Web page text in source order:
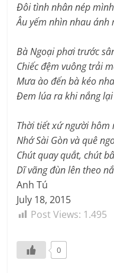
Đôi tình nhân nép
Âu yếm nhìn nhau ánh
Bà Ngoại phơi trước
Chiếc đệm vuông trải
Mưa ào đến bà kéo
Đem lúa ra khi nắng
Thời tiết xứ người hôm
Nhớ Sài Gòn và quê
Chút quay quắt, chút
Dĩ vãng đùn lên theo
Anh Tú
July 18, 2015
Post Views: 1.495
0